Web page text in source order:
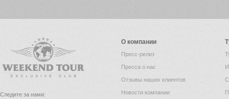
Следите за нами:
О компании
Пресс-релиз
Пресса о нас
Отзывы наших клиентов
Новости компании